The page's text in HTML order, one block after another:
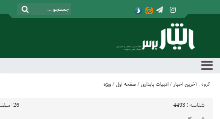
گروه : آخرین اخبار / ادبیات پایداری / صفحه اول / ویژه
شناسه : 4493
26 اسفند 1399 - 7:08